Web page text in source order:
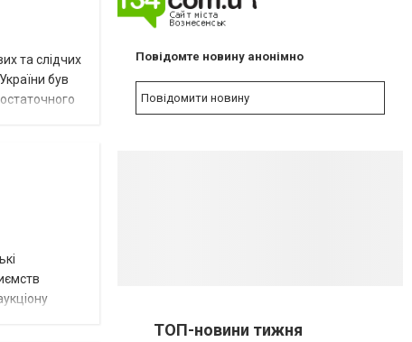
та слідчих
був
Повідомте новину анонімно
Повідомити новину
ТОП-новини тижня